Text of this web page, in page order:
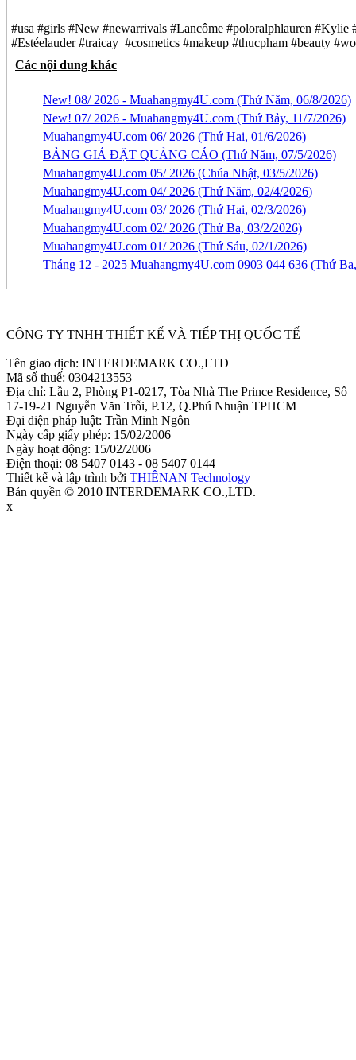
#usa #girls #New #newarrivals #Lancôme #poloralphlauren #Kylie
#Estéelauder #traicay #cosmetics #makeup #thucpham #beauty
Các nội dung khác
New! 08/ 2026 - Muahangmy4U.com (Thứ Năm, 06/8/2026)
New! 07/ 2026 - Muahangmy4U.com (Thứ Bảy, 11/7/2026)
Muahangmy4U.com 06/ 2026 (Thứ Hai, 01/6/2026)
BẢNG GIÁ ĐẶT QUẢNG CÁO (Thứ Năm, 07/5/2026)
Muahangmy4U.com 05/ 2026 (Chúa Nhật, 03/5/2026)
Muahangmy4U.com 04/ 2026 (Thứ Năm, 02/4/2026)
Muahangmy4U.com 03/ 2026 (Thứ Hai, 02/3/2026)
Muahangmy4U.com 02/ 2026 (Thứ Ba, 03/2/2026)
Muahangmy4U.com 01/ 2026 (Thứ Sáu, 02/1/2026)
Tháng 12 - 2025 Muahangmy4U.com 0903 044 636 (Thứ
CÔNG TY TNHH THIẾT KẾ VÀ TIẾP THỊ QUỐC TẾ
Tên giao dịch: INTERDEMARK CO.,LTD
Mã số thuế: 0304213553
Địa chỉ: Lầu 2, Phòng P1-0217, Tòa Nhà The Prince Residence, Số
17-19-21 Nguyễn Văn Trỗi, P.12, Q.Phú Nhuận TPHCM
Đại diện pháp luật: Trần Minh Ngôn
Ngày cấp giấy phép: 15/02/2006
Ngày hoạt động: 15/02/2006
Điện thoại: 08 5407 0143 - 08 5407 0144
Thiết kế và lập trình bởi THIÊNAN Technology
Bản quyền © 2010 INTERDEMARK CO.,LTD.
x